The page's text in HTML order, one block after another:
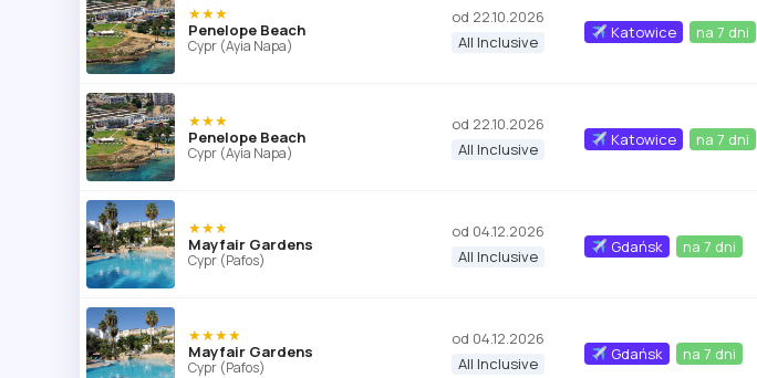
★★★
Penelope Beach
Cypr (Ayia Napa)
od 22.10.2026
All Inclusive
Katowice na 7 dni
★★★
Penelope Beach
Cypr (Ayia Napa)
od 22.10.2026
All Inclusive
Katowice na 7 dni
★★★
Mayfair Gardens
Cypr (Pafos)
od 04.12.2026
All Inclusive
Gdańsk na 7 dni
★★★★
Mayfair Gardens
Cypr (Pafos)
od 04.12.2026
All Inclusive
Gdańsk na 7 dni